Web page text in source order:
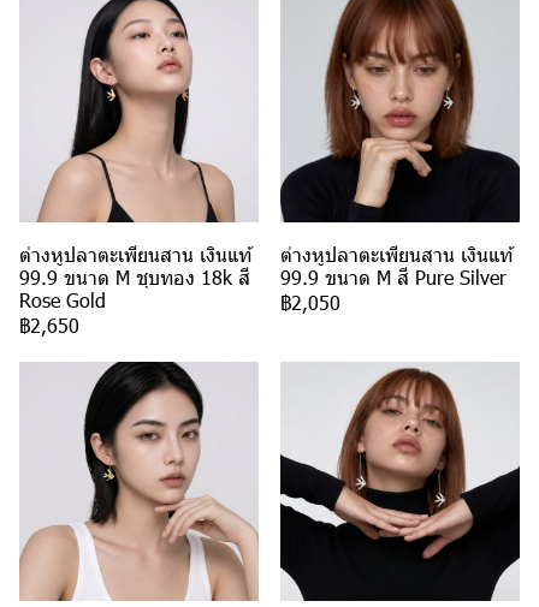
ต่างหูปลาตะเพียนสาน เงินแท้
99.9 ขนาด M ชุบทอง 18k สี
Rose Gold
฿2,650
ต่างหูปลาตะเพียนสาน เงินแท้
99.9 ขนาด M สี Pure Silver
฿2,050